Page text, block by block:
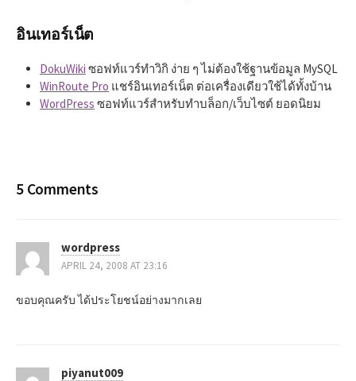
อินเทอร์เน็ต
DokuWiki ซอฟท์แวร์ทำวิกิ ง่าย ๆ ไม่ต้องใช้ฐานข้อมูล MySQL
WinRoute Pro แชร์อินเทอร์เน็ต ต่อเครื่องเดียวใช้ได้ทั้งบ้าน
WordPress ซอฟท์แวร์สำหรับทำบล็อก/เว็บไซต์ ยอดนิยม
5 Comments
wordpress
APRIL 24, 2008 AT 23:16
ขอบคุณครับ ได้ประโยชน์อย่างมากเลย
piyanut009